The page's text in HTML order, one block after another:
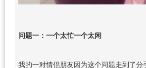
问题一：一个太忙一个太闲
我的一对情侣朋友因为这个问题走到了分